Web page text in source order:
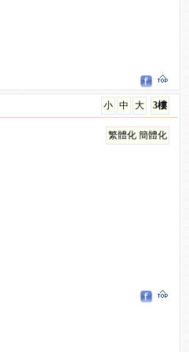
3樓
大
中
小
繁體化 簡體化